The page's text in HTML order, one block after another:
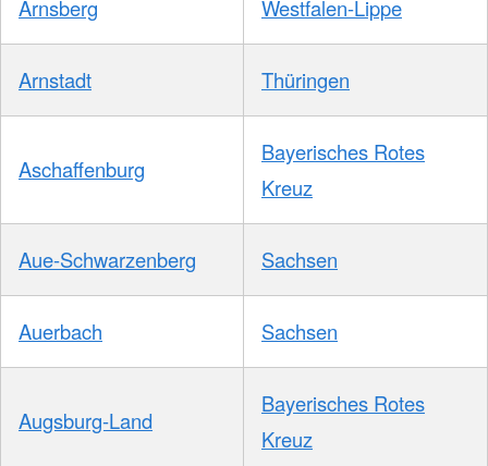
Arnsberg Westfalen-Lippe
Arnstadt Thüringen
Aschaffenburg
Bayerisches Rotes
Kreuz
Aue-Schwarzenberg Sachsen
Auerbach Sachsen
Augsburg-Land
Bayerisches Rotes
Kreuz